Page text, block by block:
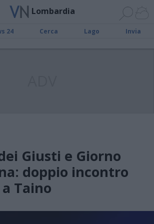
Lombardia
24 Cerca Lago Invia
Giusti e Giorno
doppio incontro
Taino